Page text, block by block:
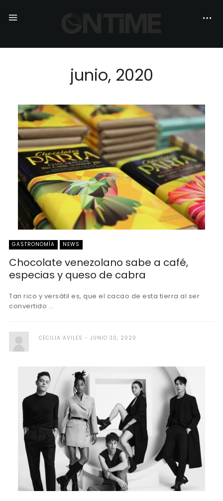
junio, 2020
GASTRONOMÍA NEWS
Chocolate venezolano sabe a café,
especias y queso de cabra
Tan rico y versátil es, que el cacao de esta tierra al ser
convertido ...
CECILIA AVILES JUNIO 30, 2020